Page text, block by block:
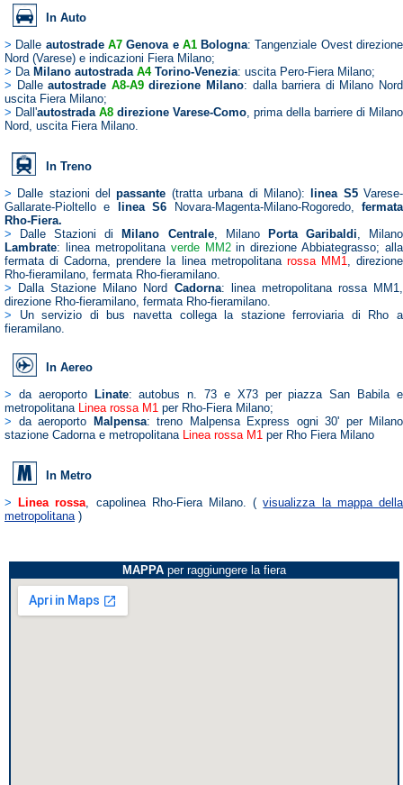
In Auto
> Dalle autostrade A7Genova e A1Bologna: Tangenziale Ovest direzione
Nord (Varese) e indicazioni Fiera Milano;
> Da Milano autostrada A4Torino-Venezia: uscita Pero-Fiera Milano;
> Dalleautostrade A8-A9direzione Milano: dalla barriera di Milano Nord
uscita Fiera Milano;
> Dall'autostrada A8 direzione Varese-Como, prima della barriere di Milano
Nord, uscita Fiera Milano.
In Treno
> Dalle stazioni delpassante (tratta urbana di Milano): linea S5Varese-
Gallarate-Pioltello e
linea S6 Novara-Magenta-Milano-Rogoredo,fermata
Rho-Fiera.
>
Dalle Stazioni di Milano Centrale, Milano Porta Garibaldi, Milano
Lambrate: linea metropolitana verde MM2in direzione Abbiategrasso; alla
fermata di Cadorna, prendere la linea metropolitana rossa MM1, direzione
Rho-fieramilano, fermata Rho-fieramilano.
>
Dalla Stazione Milano Nord Cadorna: linea metropolitana rossa MM1,
direzione Rho-fieramilano, fermata Rho-fieramilano.
> Un servizio di bus navetta collega la stazione ferroviaria di Rho a
fieramilano.
In Aereo
> da aeroporto Linate: autobus n. 73 e X73 per piazza San Babila e
metropolitana Linea rossa M1 per Rho-Fiera Milano;
> da aeroporto Malpensa: treno Malpensa Express ogni 30' per Milano
stazione Cadorna e metropolitana Linea rossa M1 per Rho Fiera Milano
In Metro
>
Linea rossa, capolinea Rho-Fiera Milano. (visualizza la mappa della
metropolitana)
MAPPAper raggiungere la fiera